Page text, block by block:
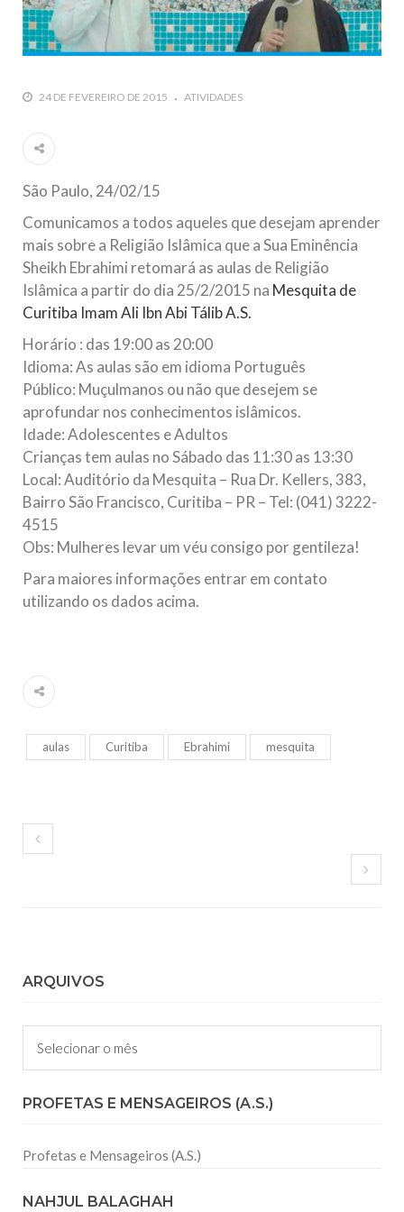
todos os irmãos e irmãs um novo
10 DE NOVEMBRO DE 2013
(A.S.)
muçulmanos, o Imam Ali Ibn Al-Hussein Ibn Ali Ibn Abi Táleb
(A.S.), conhecido por “Zein Al-Ábidin” (Formosura
NOTÍCIAS
Centro Islâmico no Brasil recebe o ex-
ministro das Relações Exteriores da
Brasil recebeu em sua sede, em São Paulo, o ex-ministro das
Relações Exteriores da República Islâmica do Irã, Sr. Kamal
Kharrazi, que encontra-se visitando
24 DE FEVEREIRO DE 2015 ATIVIDADES
São Paulo, 24/02/15
Comunicamos a todos aqueles que desejam aprender
mais sobre a Religião Islâmica que a Sua Eminência
Sheikh Ebrahimi retomará as aulas de Religião
Islâmica a partir do dia 25/2/2015 na Mesquita de
Curitiba Imam Ali Ibn Abi Tálib A.S.
Horário : das 19:00 as 20:00
Idioma: As aulas são em idioma Português
Público: Muçulmanos ou não que desejem se
aprofundar nos conhecimentos islâmicos.
Idade: Adolescentes e Adultos
Crianças tem aulas no Sábado das 11:30 as 13:30
Local: Auditório da Mesquita – Rua Dr. Kellers, 383,
Bairro São Francisco, Curitiba – PR – Tel: (041) 3222-
4515
Obs: Mulheres levar um véu consigo por gentileza!
Para maiores informações entrar em contato
utilizando os dados acima.
aulas Curitiba Ebrahimi mesquita
ARQUIVOS
Arquivos
PROFETAS E MENSAGEIROS (A.S.)
Profetas e Mensageiros (A.S.)
NAHJUL BALAGHAH